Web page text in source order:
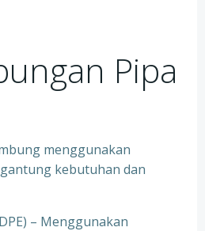
Pipa
menggunakan
kebutuhan dan
– Menggunakan